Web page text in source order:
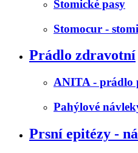
Stomické pasy
Stomocur -
Prádlo zdravotní
ANITA - prádlo
Pahýlové
Prsní epitézy -